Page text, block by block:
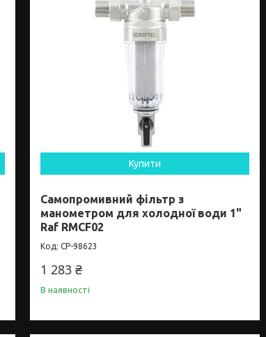
Купити
Самопромивний фільтр з
манометром для холодної води 1"
Raf RMCF02
CP-98623
1 283 ₴
В наявності